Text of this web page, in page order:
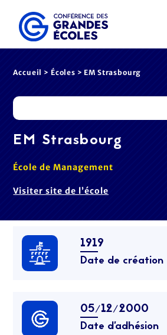
Accueil > Écoles > EM Strasbourg
EM Strasbourg
École de Management
Visiter site de l’école
1919
Date de création
05/12/2000
Date d’adhésion